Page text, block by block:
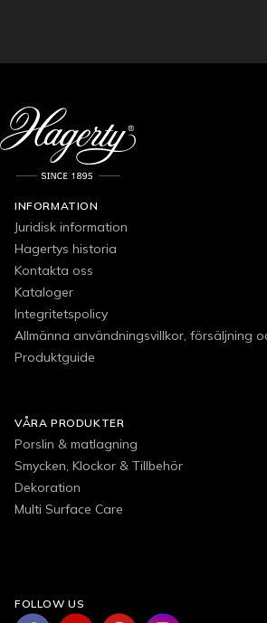
INFORMATION
Juridisk information
Hagertys historia
Kontakta oss
Kataloger
Integritetspolicy
Allmänna användningsvillkor, försäljning
Produktguide
VÅRA PRODUKTER
Porslin & matlagning
Smycken, Klockor & Tillbehör
Dekoration
Multi Surface Care
FOLLOW US